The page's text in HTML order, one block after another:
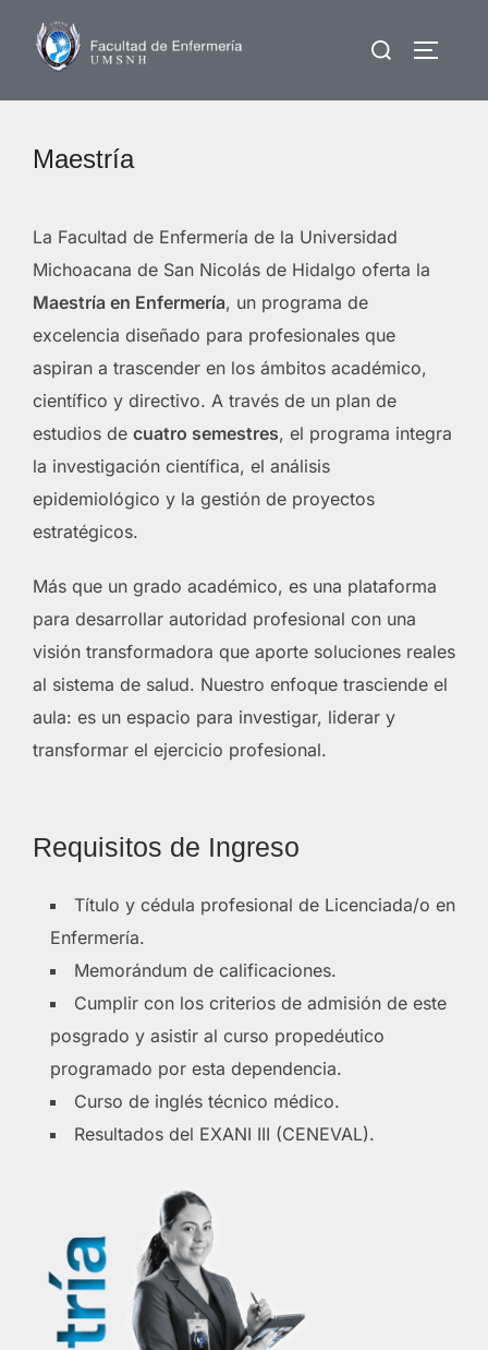
contenido
Buscar:
Maestría
La Facultad de Enfermería de la Universidad
Michoacana de San Nicolás de Hidalgo oferta la
Maestría en Enfermería, un programa de
excelencia diseñado para profesionales que
aspiran a trascender en los ámbitos académico,
científico y directivo. A través de un plan de
estudios de cuatro semestres, el programa integra
la investigación científica, el análisis
epidemiológico y la gestión de proyectos
estratégicos.
Más que un grado académico, es una plataforma
para desarrollar autoridad profesional con una
visión transformadora que aporte soluciones reales
al sistema de salud. Nuestro enfoque trasciende el
aula: es un espacio para investigar, liderar y
transformar el ejercicio profesional.
Requisitos de Ingreso
Título y cédula profesional de Licenciada/o en
Enfermería.
Memorándum de calificaciones.
Cumplir con los criterios de admisión de este
posgrado y asistir al curso propedéutico
programado por esta dependencia.
Curso de inglés técnico médico.
Resultados del EXANI III (CENEVAL).